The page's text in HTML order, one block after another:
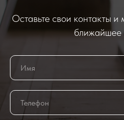
Оставьте свои контакты
ближайшее